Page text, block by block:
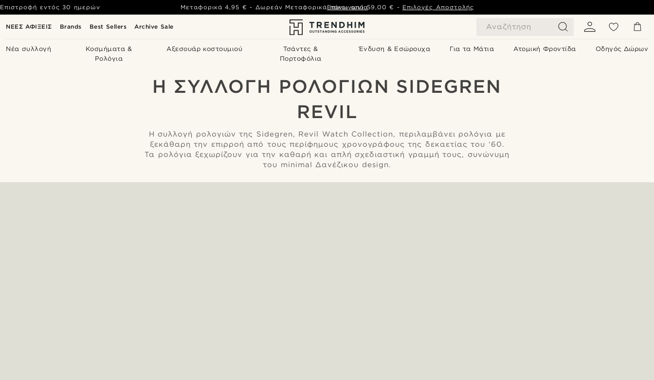
ΝΕΕΣ ΑΦΙΞΕΙΣ Brands Best Sellers Archive Sale Αναζήτηση
Νέα συλλογή
Κοσμήματα &
Ρολόγια
Αξεσουάρ κοστουμιού
Τσάντες &
Πορτοφόλια
Ένδυση & Εσώρουχα Για τα Μάτια Ατομική Φροντίδα Οδηγός Δώρων
Επιστροφή εντός 30 ημερών Μεταφορικά 4,95 € - Δωρεάν Μεταφορικά πάνω από59,00 € - Επιλογές Αποστολής
Επικοινωνία
Η ΣΥΛΛΟΓΉ ΡΟΛΟΓΙΏΝ SIDEGREN
REVIL
H συλλογή ρολογιών της Sidegren, Revil Watch Collection, περιλαμβάνει ρολόγια με
ξεκάθαρη την επιρροή από τους περίφημους χρονογράφους της δεκαετίας του ‘60.
Τα ρολόγια ξεχωρίζουν για την καθαρή και απλή σχεδιαστική γραμμή τους, συνώνυμη
του minimal Δανέζικου design.